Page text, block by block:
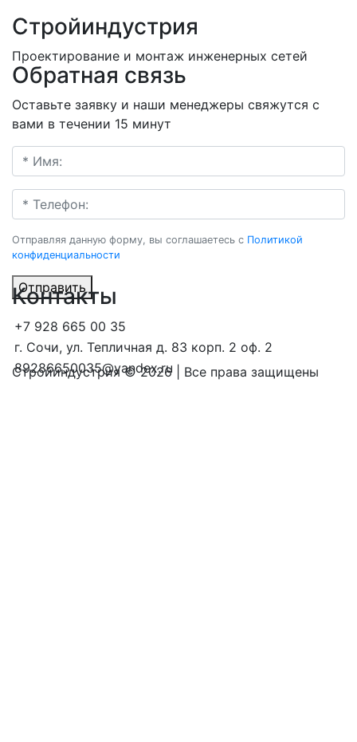
Стройиндустрия
Проектирование и монтаж инженерных сетей
Обратная связь
Оставьте заявку и наши менеджеры свяжутся с
вами в течении 15 минут
Отправляя данную форму, вы соглашаетесь c Политикой
конфиденциальности
Отправить
Контакты
+7 928 665 00 35
г. Сочи, ул. Тепличная д. 83 корп. 2 оф. 2
89286650035@yandex.ru
Стройиндустрия © 2026 | Все права защищены